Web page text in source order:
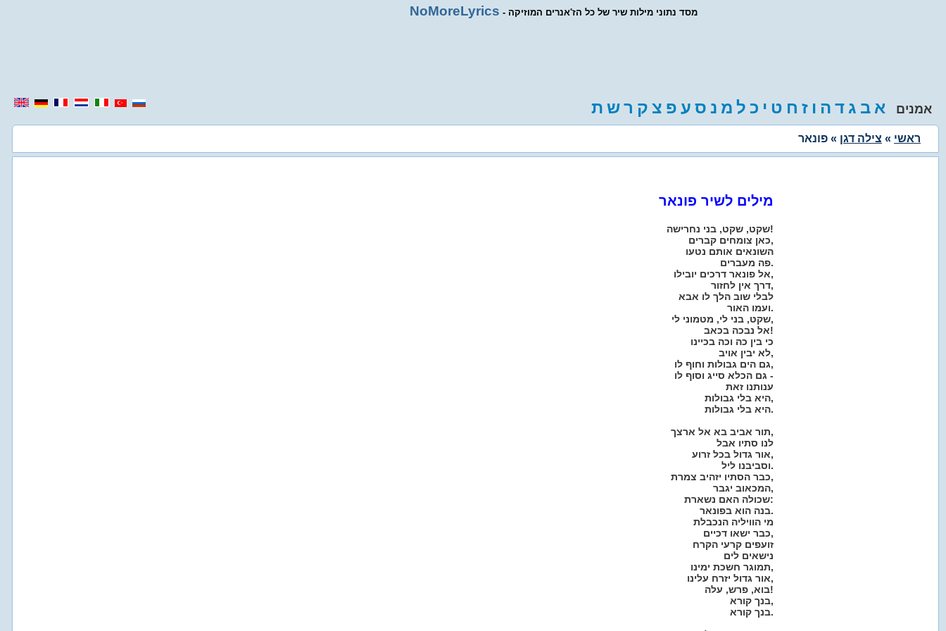
NoMoreLyrics - מסד נתוני מילות שיר של כל הז'אנרים המוזיקה
אמנים א ב ג ד ה ו ז ח ט י כ ל מ נ ס ע פ צ ק רש ת
ראשי » צילה דגן » פונאר
מילים לשיר פונאר
שקט, שקט, בני נחרישה!
כאן צומחים קברים,
השונאים אותם נטעו
פה מעברים.
אל פונאר דרכים יובילו,
דרך אין לחזור,
לבלי שוב הלך לו אבא
ועמו האור.
שקט, בני לי, מטמוני לי,
אל נבכה בכאב!
כי בין כה וכה בכיינו
לא יבין אויב,
גם הים גבולות וחוף לו,
גם הכלא סייג וסוף לו -
ענותנו זאת
היא בלי גבולות,
היא בלי גבולות.
תור אביב בא אל ארצך,
לנו סתיו אבל
אור גדול בכל זרוע,
וסביבנו ליל.
כבר הסתיו יזהיב צמרת,
המכאוב יגבר,
שכולה האם נשארת:
בנה הוא בפונאר.
מי הוויליה הנכבלת
כבר ישאו דכיים,
זועפים קרעי הקרח
נישאים לים
תמוגר חשכת ימינו,
אור גדול יזרח עלינו,
בוא, פרש, עלה!
בנך קורא,
בנך קורא.